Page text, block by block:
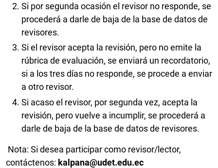
Si por segunda ocasión el revisor no responde, se
procederá a darle de baja de la base de datos de
revisores.
Si el revisor acepta la revisión, pero no emite la
rúbrica de evaluación, se enviará un recordatorio,
si a los tres días no responde, se procede a enviar
a otro revisor.
Si acaso el revisor, por segunda vez, acepta la
revisión, pero vuelve a incumplir, se procederá a
darle de baja de la base de datos de revisores.
Nota: Si desea participar como revisor/lector,
contáctenos: kalpana@udet.edu.ec